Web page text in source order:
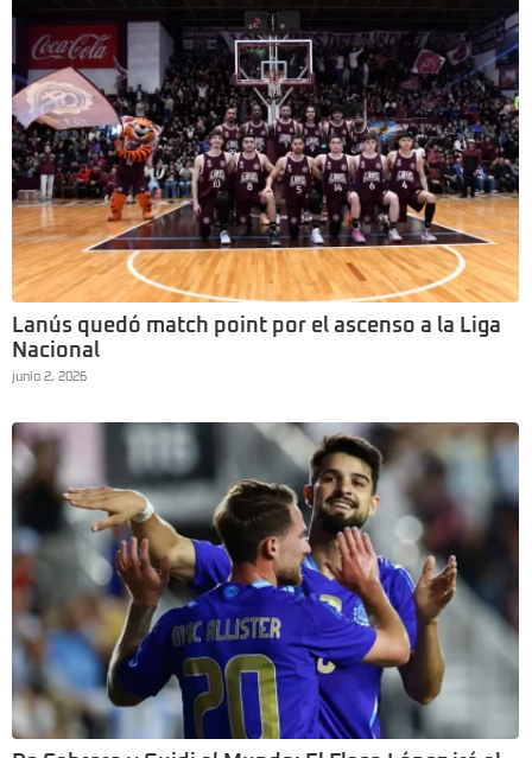
Lanús quedó match point por el ascenso a la Liga
Nacional
junio 2, 2026